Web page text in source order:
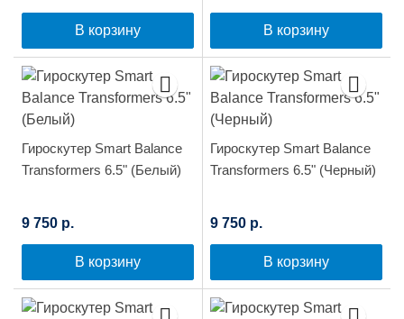
В корзину В корзину
Гироскутер Smart Balance
Transformers 6.5" (Белый)
9 750 р.
В корзину
Гироскутер Smart Balance
Transformers 6.5" (Черный)
9 750 р.
В корзину